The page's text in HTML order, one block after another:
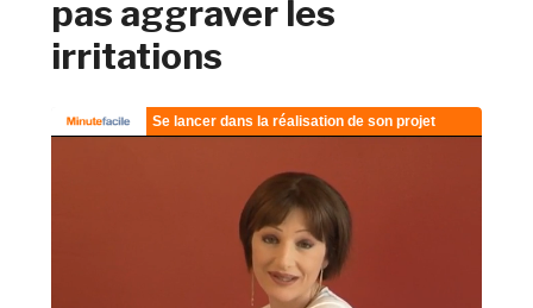
pas aggraver les
irritations